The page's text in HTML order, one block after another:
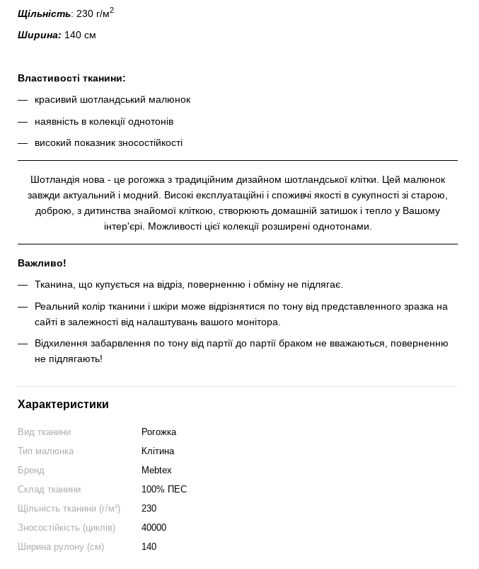
Щільність: 230 г/м2
Ширина: 140 см
Властивості тканини:
красивий шотландський малюнок
наявність в колекції однотонів
високий показник зносостійкості
Шотландія нова - це рогожка з традиційним дизайном шотландської клітки. Цей малюнок
завжди актуальний і модний. Високі експлуатаційні і споживчі якості в сукупності зі старою,
доброю, з дитинства знайомої кліткою, створюють домашній затишок і тепло у Вашому
інтер'єрі. Можливості цієї колекції розширені однотонами.
Важливо!
Тканина, що купується на відріз, поверненню і обміну не підлягає.
Реальний колір тканини і шкіри може відрізнятися по тону від представленного зразка на
сайті в залежності від налаштувань вашого монітора.
Відхилення забарвлення по тону від партії до партії браком не вважаються, поверненню
не підлягають!
Характеристики
Вид тканини
Рогожка
Тип малюнка
Клітина
Бренд
Mebtex
Склад тканини
100% ПЕС
Щільність тканини (г/м²)
230
Зносостійкість (циклів)
40000
Ширина рулону (см)
140